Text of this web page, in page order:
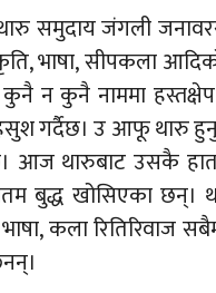
समुदाय जंगली
भाषा, सीपकला
कुनै न कुनै नाममा
गर्दैछ। उ आफू थारु हुनुमा
आज थारुबाट उसकै
बुद्ध खोसिएका छन्।
कला रितिरिवाज